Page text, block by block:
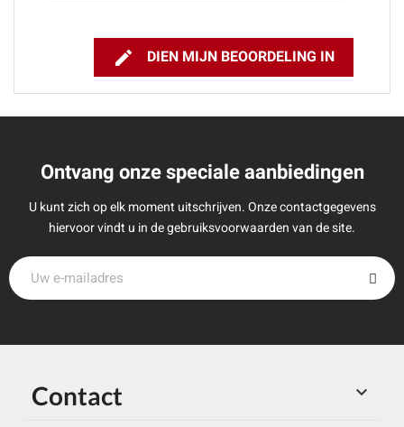
 DIEN MIJN BEOORDELING IN
Ontvang onze speciale aanbiedingen
U kunt zich op elk moment uitschrijven. Onze contactgegevens
hiervoor vindt u in de gebruiksvoorwaarden van de site.

Contact